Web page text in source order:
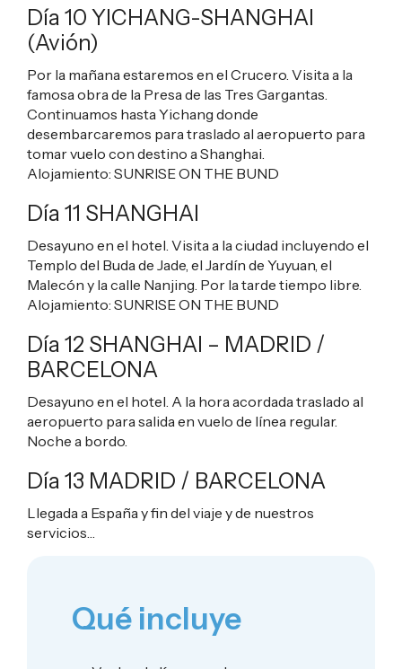
Día 10 YICHANG-SHANGHAI
(Avión)
Por la mañana estaremos en el Crucero. Visita a la
famosa obra de la Presa de las Tres Gargantas.
Continuamos hasta Yichang donde
desembarcaremos para traslado al aeropuerto para
tomar vuelo con destino a Shanghai.
Alojamiento: SUNRISE ON THE BUND
Día 11 SHANGHAI
Desayuno en el hotel. Visita a la ciudad incluyendo el
Templo del Buda de Jade, el Jardín de Yuyuan, el
Malecón y la calle Nanjing. Por la tarde tiempo libre.
Alojamiento: SUNRISE ON THE BUND
Día 12 SHANGHAI – MADRID /
BARCELONA
Desayuno en el hotel. A la hora acordada traslado al
aeropuerto para salida en vuelo de línea regular.
Noche a bordo.
Día 13 MADRID / BARCELONA
Llegada a España y fin del viaje y de nuestros
servicios…
Qué incluye